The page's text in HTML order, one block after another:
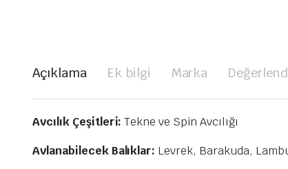
Açıklama Ek bilgi Marka
Avcılık Çeşitleri: Tekne ve Spin Avcılığı
Avlanabilecek Balıklar: Levrek, Barakuda,